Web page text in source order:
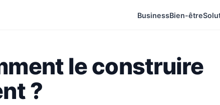
BusinessBien-être
le construire
?